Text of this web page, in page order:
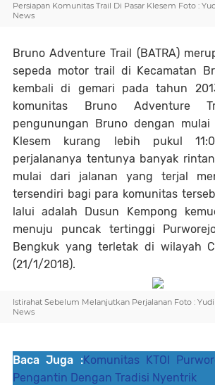
Persiapan Komunitas Trail Di Pasar Klesem Foto :
News
Bruno Adventure Trail (BATRA)
sepeda motor trail di Kecamatan
kembali di gemari pada tahun
komunitas Bruno Adventure
pengunungan Bruno dengan
Klesem kurang lebih pukul
perjalananya tentunya banyak
mulai dari jalanan yang terjal
tersendiri bagi para komunitas
lalui adalah Dusun Kempong
menuju puncak tertinggi
Bengkuk yang terletak di wilayah
(21/1/2018).
Istirahat Sebelum Melanjutkan Perjalanan Foto :
News
Baca Juga :Komunitas KTOI
Pengantin Dengan Tradisi Nyentrik